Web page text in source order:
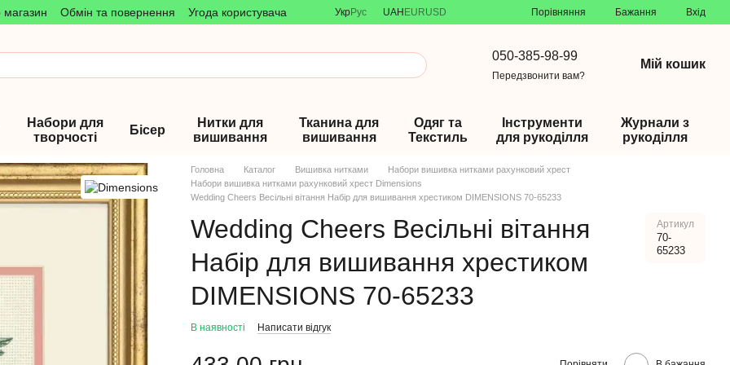
магазин Обмін та повернення Угода користувача УкрРус UAH EURUSD Порівняння Бажання Вхід
050-385-98-99
Передзвонити вам?
Мій кошик
Набори для
творчості
Бісер
Нитки для
вишивання
Тканина для
вишивання
Одяг та
Текстиль
Інструменти
для рукоділля
Журнали з
рукоділля
Головна Каталог Вишивка нитками
Набори вишивка нитками рахунковий хрест
Набори вишивка нитками рахунковий хрест Dimensions
Wedding Cheers Весільні вітання Набір для вишивання хрестиком DIMENSIONS 70-65233
Wedding Cheers Весільні вітання
Набір для вишивання хрестиком
DIMENSIONS 70-65233
Артикул
70-
65233
В наявності Написати відгук